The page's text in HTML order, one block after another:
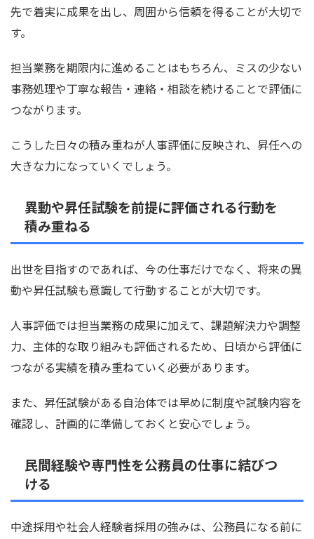
先で着実に成果を出し、周囲から信頼を得ることが大切で
す。
担当業務を期限内に進めることはもちろん、ミスの少ない
事務処理や丁寧な報告・連絡・相談を続けることで評価に
つながります。
こうした日々の積み重ねが人事評価に反映され、昇任への
大きな力になっていくでしょう。
異動や昇任試験を前提に評価される行動を
積み重ねる
出世を目指すのであれば、今の仕事だけでなく、将来の異
動や昇任試験も意識して行動することが大切です。
人事評価では担当業務の成果に加えて、課題解決力や調整
力、主体的な取り組みも評価されるため、日頃から評価に
つながる実績を積み重ねていく必要があります。
また、昇任試験がある自治体では早めに制度や試験内容を
確認し、計画的に準備しておくと安心でしょう。
民間経験や専門性を公務員の仕事に結びつ
ける
中途採用や社会人経験者採用の強みは、公務員になる前に